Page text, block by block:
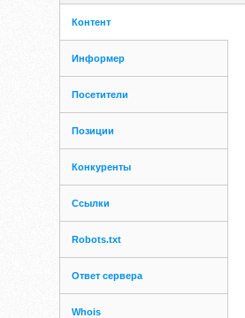
Контент
Информер
Посетители
Позиции
Конкуренты
Ссылки
Robots.txt
Ответ сервера
Whois